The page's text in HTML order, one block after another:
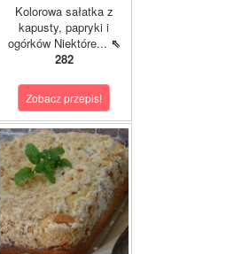
Kolorowa sałatka z
kapusty, papryki i
ogórków Niektóre... ⇖
282
Zobacz przepis!